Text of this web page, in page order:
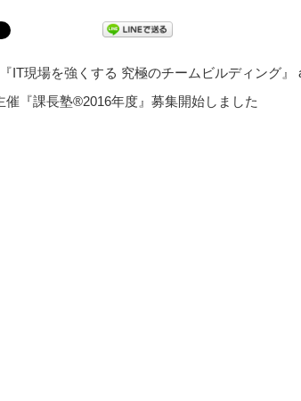
IT現場を強くする 究極のチームビルディング』
催『課長塾®2016年度』募集開始しました